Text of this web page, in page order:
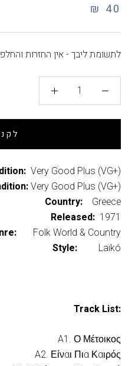
40 ₪
לתשומת ליבך - אין החזרות
Very Good Plus (VG+)
Very Good Plus (VG+)
Country: Greece
Released: 1971
Folk World & Country
Style: Laïkó
:Track List
A1. Ο Μέτοικος
A2. Είναι Πια Καιρός